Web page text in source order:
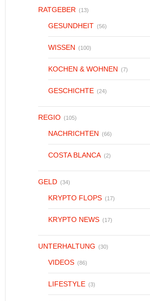
RATGEBER (13)
GESUNDHEIT (56)
WISSEN (100)
KOCHEN & WOHNEN (7)
GESCHICHTE (24)
REGIO (105)
NACHRICHTEN (66)
COSTA BLANCA (2)
GELD (34)
KRYPTO FLOPS (17)
KRYPTO NEWS (17)
UNTERHALTUNG (30)
VIDEOS (86)
LIFESTYLE (3)